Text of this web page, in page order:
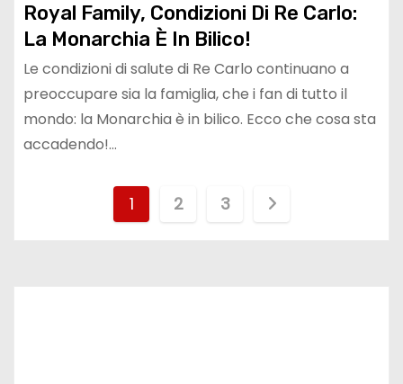
Royal Family, Condizioni Di Re Carlo:
La Monarchia È In Bilico!
Le condizioni di salute di Re Carlo continuano a
preoccupare sia la famiglia, che i fan di tutto il
mondo: la Monarchia è in bilico. Ecco che cosa sta
accadendo!…
1 2 3